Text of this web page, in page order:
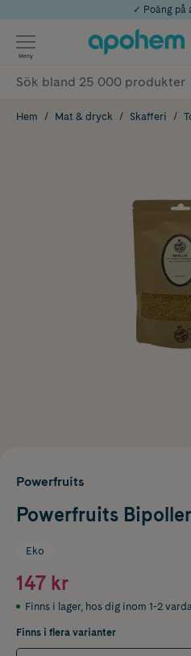
Årets Butik 2025
Använd kod:
✓ Rådgivning från
✓ Poäng på
Meny
Hem Mat & dryck Skafferi
Powerfruits
Powerfruits
Eko
147 kr
Finns i lager, hos dig inom 1-2
Finns i flera varianter